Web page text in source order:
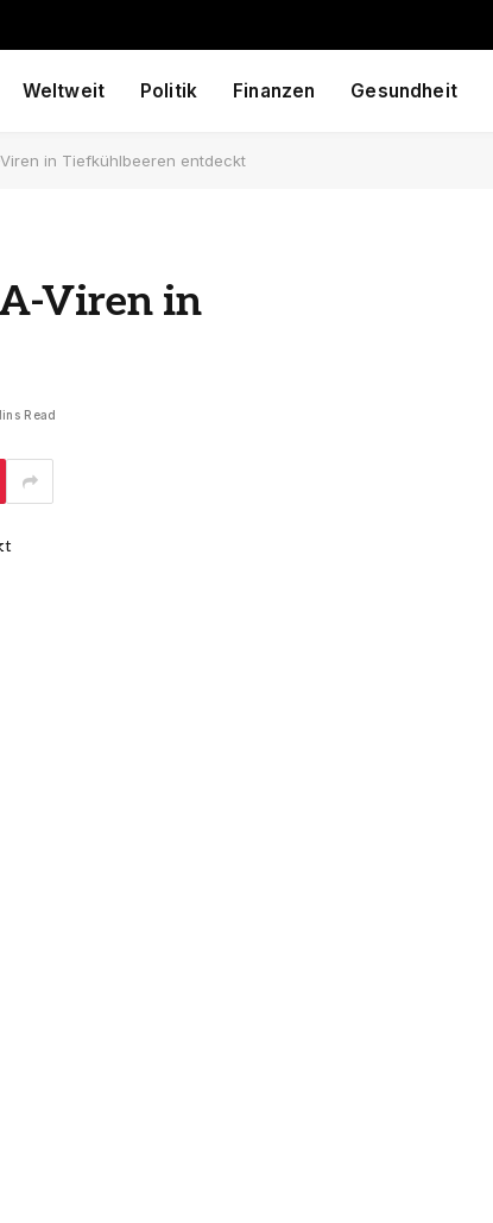
Weltweit Politik Finanzen Gesundheit
in Tiefkühlbeeren entdeckt
Viren in
Read